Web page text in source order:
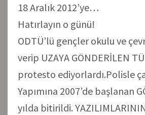
18 Aralık 2012’ye…
Hatırlayın o günü!
ODTÜ’lü gençler okulu ve
verip UZAYA GÖNDERİLEN
protesto ediyorlardı.Polisle
Yapımına 2007’de başlanan
yılda bitirildi.